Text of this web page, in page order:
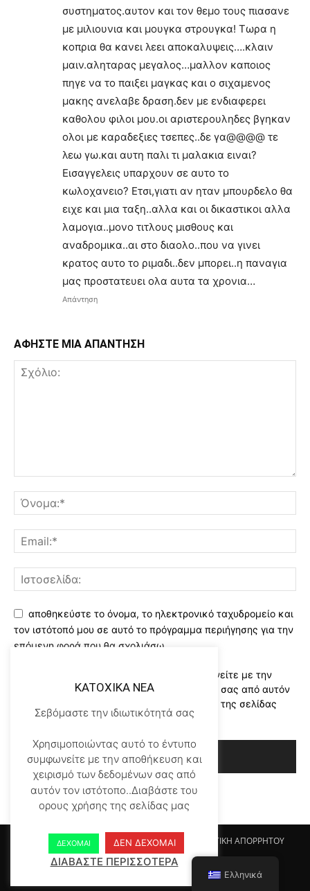
συστηματος.αυτον και τον θεμο τους πιασανε
με μιλιουνια και μουγκα στρουγκα! Τωρα η
κοπρια θα κανει λεει αποκαλυψεις….κλαιν
μαιν.αληταρας μεγαλος…μαλλον καποιος
πηγε να το παιξει μαγκας και ο σιχαμενος
μακης ανελαβε δραση.δεν με ενδιαφερει
καθολου φιλοι μου.οι αριστερουληδες βγηκαν
ολοι με καραδεξιες τσεπες..δε γα@@@@ τε
λεω γω.και αυτη παλι τι μαλακια ειναι?
Εισαγγελεις υπαρχουν σε αυτο το
κωλοχανειο? Ετσι,γιατι αν ηταν μπουρδελο θα
ειχε και μια ταξη..αλλα και οι δικαστικοι αλλα
λαμογια..μονο τιτλους μισθους και
αναδρομικα..αι στο διαολο..που να γινει
κρατος αυτο το ριμαδι..δεν μπορει..η παναγια
μας προστατευει ολα αυτα τα χρονια…
Απάντηση
ΑΦΗΣΤΕ ΜΙΑ ΑΠΑΝΤΗΣΗ
αποθηκεύστε το όνομα, το ηλεκτρονικό ταχυδρομείο και
τον ιστότοπό μου σε αυτό το πρόγραμμα περιήγησης για την
επόμενη φορά που θα σχολιάσω.
Χρησιμοποιώντας αυτό το έντυπο συμφωνείτε με την
αποθήκευση και χειρισμό των δεδομένων σας από αυτόν
τον ιστότοπο..Διαβάστε του ορους χρήσης της σελίδας
μας*
Αρχικη KATOHIKA NEA Login Register
ΠΟΛΙΤΙΚΗ ΑΠΟΡΡΗΤΟΥ
ΟΡΟΙ ΧΡΗΣΗΣ
ΕΠΙΚΟΙΝΩΝΙΑ
© Newspaper WordPress Theme by TagDiv
KATOXIKA NEA
Σεβόμαστε την ιδιωτικότητά σας
Χρησιμοποιώντας αυτό το έντυπο
συμφωνείτε με την αποθήκευση και
χειρισμό των δεδομένων σας από
αυτόν τον ιστότοπο..Διαβάστε του
ορους χρήσης της σελίδας μας
ΔΕΧΟΜΑΙ ΔΕΝ ΔΕΧΟΜΑΙ
ΔΙΑΒΑΣΤΕ ΠΕΡΙΣΣΟΤΕΡΑ
Ελληνικά